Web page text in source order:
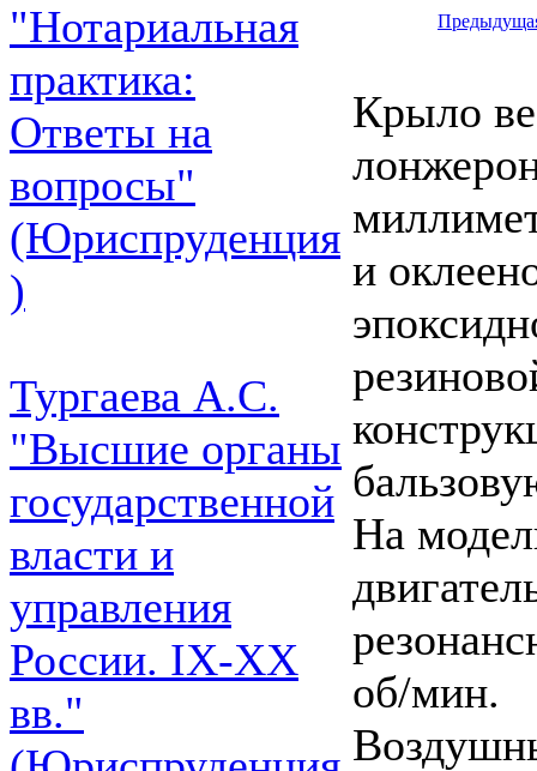
"Нотариальная
практика:
Ответы на
вопросы"
(Юриспруденция
)
Тургаева А.С.
"Высшие органы
государственной
власти и
управления
России. IХ-ХХ
вв."
Крыло
и
На
об/мин.